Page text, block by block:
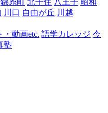
川口 自由が丘 川越
・動画etc. 語学カレッジ 今
塾